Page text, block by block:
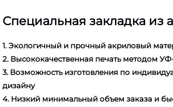
Специальная закладка из
1. Экологичный и прочный акриловый
2. Высококачественная печать методом
3. Возможность изготовления по
дизайну
4. Низкий минимальный объем заказа и